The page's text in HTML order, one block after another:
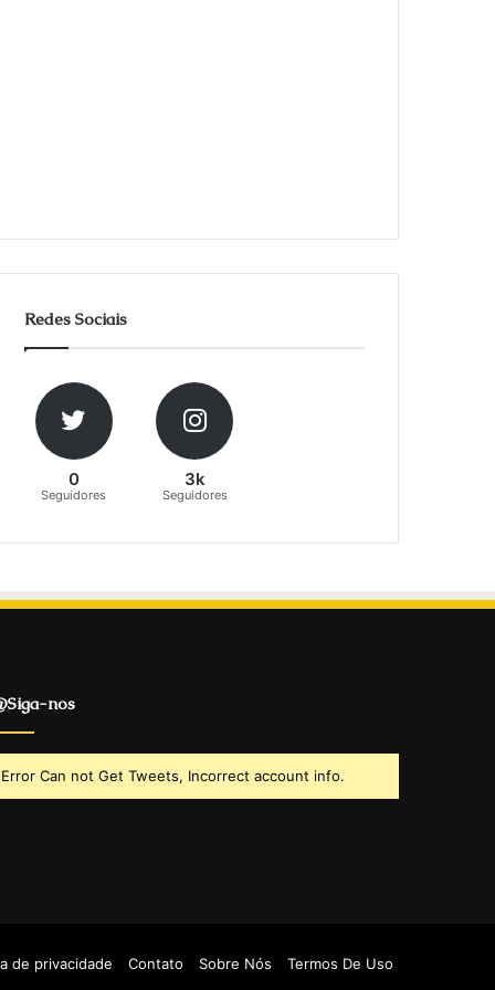
Redes Sociais
0
Seguidores
3k
Seguidores
nos
Error Can not Get Tweets, Incorrect account info.
de privacidade Contato Sobre Nós Termos De Uso